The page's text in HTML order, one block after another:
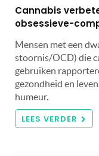
Cannabis
obsessieve-
Mensen met een
stoornis/OCD) die
gebruiken
gezondheid en
humeur.
LEES VERDER